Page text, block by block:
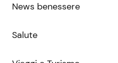
News benessere
Salute